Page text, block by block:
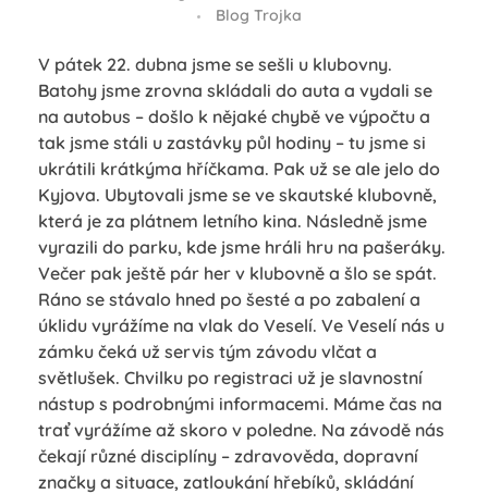
Blog Trojka
V pátek 22. dubna jsme se sešli u klubovny.
Batohy jsme zrovna skládali do auta a vydali se
na autobus – došlo k nějaké chybě ve výpočtu a
tak jsme stáli u zastávky půl hodiny – tu jsme si
ukrátili krátkýma hříčkama. Pak už se ale jelo do
Kyjova. Ubytovali jsme se ve skautské klubovně,
která je za plátnem letního kina. Následně jsme
vyrazili do parku, kde jsme hráli hru na pašeráky.
Večer pak ještě pár her v klubovně a šlo se spát.
Ráno se stávalo hned po šesté a po zabalení a
úklidu vyrážíme na vlak do Veselí. Ve Veselí nás u
zámku čeká už servis tým závodu vlčat a
světlušek. Chvilku po registraci už je slavnostní
nástup s podrobnými informacemi. Máme čas na
trať vyrážíme až skoro v poledne. Na závodě nás
čekají různé disciplíny – zdravověda, dopravní
značky a situace, zatloukání hřebíků, skládání